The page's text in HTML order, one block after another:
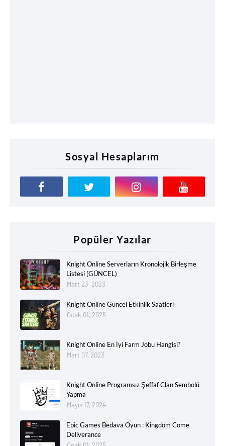
Sosyal Hesaplarım
Popüler Yazılar
Knight Online Serverların Kronolojik Birleşme
Listesi (GÜNCEL)
Mart 23, 2023
Knight Online Güncel Etkinlik Saatleri
Ocak 01, 2025
Knight Online En İyi Farm Jobu Hangisi?
Mart 07, 2023
Knight Online Programsız Şeffaf Clan Sembolü
Yapma
Mayıs 17, 2024
Epic Games Bedava Oyun : Kingdom Come
Deliverance